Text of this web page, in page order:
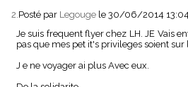
2. Posté par Legouge le 30/06/2014 13:04
Je suis frequent flyer chez LH. JE Vais
pas que mes pet it's privileges soient sur
J e ne voyager ai plus Avec eux.